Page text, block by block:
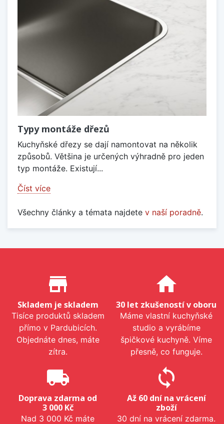
Typy montáže dřezů
Kuchyňské dřezy se dají namontovat na několik
způsobů. Většina je určených výhradně pro jeden
typ montáže. Existují...
Číst více
Všechny články a témata najdete v naší poradně.
Proč nakupovat u nás?
store_mall_directory
Skladem je skladem
Tisíce produktů skladem
přímo v Pardubicích.
Objednáte dnes, máte
zítra.
home
30 let zkušeností v oboru
Máme vlastní kuchyňské
studio a vyrábíme
špičkové kuchyně. Víme
přesně, co funguje.
local_shipping
Doprava zdarma od
3 000 Kč
Nad 3 000 Kč máte
sync
Až 60 dní na vrácení
zboží
30 dní na vrácení zdarma.